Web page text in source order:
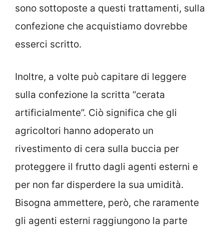
sono sottoposte a questi trattamenti, sulla
confezione che acquistiamo dovrebbe
esserci scritto.
Inoltre, a volte può capitare di leggere
sulla confezione la scritta “cerata
artificialmente”. Ciò significa che gli
agricoltori hanno adoperato un
rivestimento di cera sulla buccia per
proteggere il frutto dagli agenti esterni e
per non far disperdere la sua umidità.
Bisogna ammettere, però, che raramente
gli agenti esterni raggiungono la parte